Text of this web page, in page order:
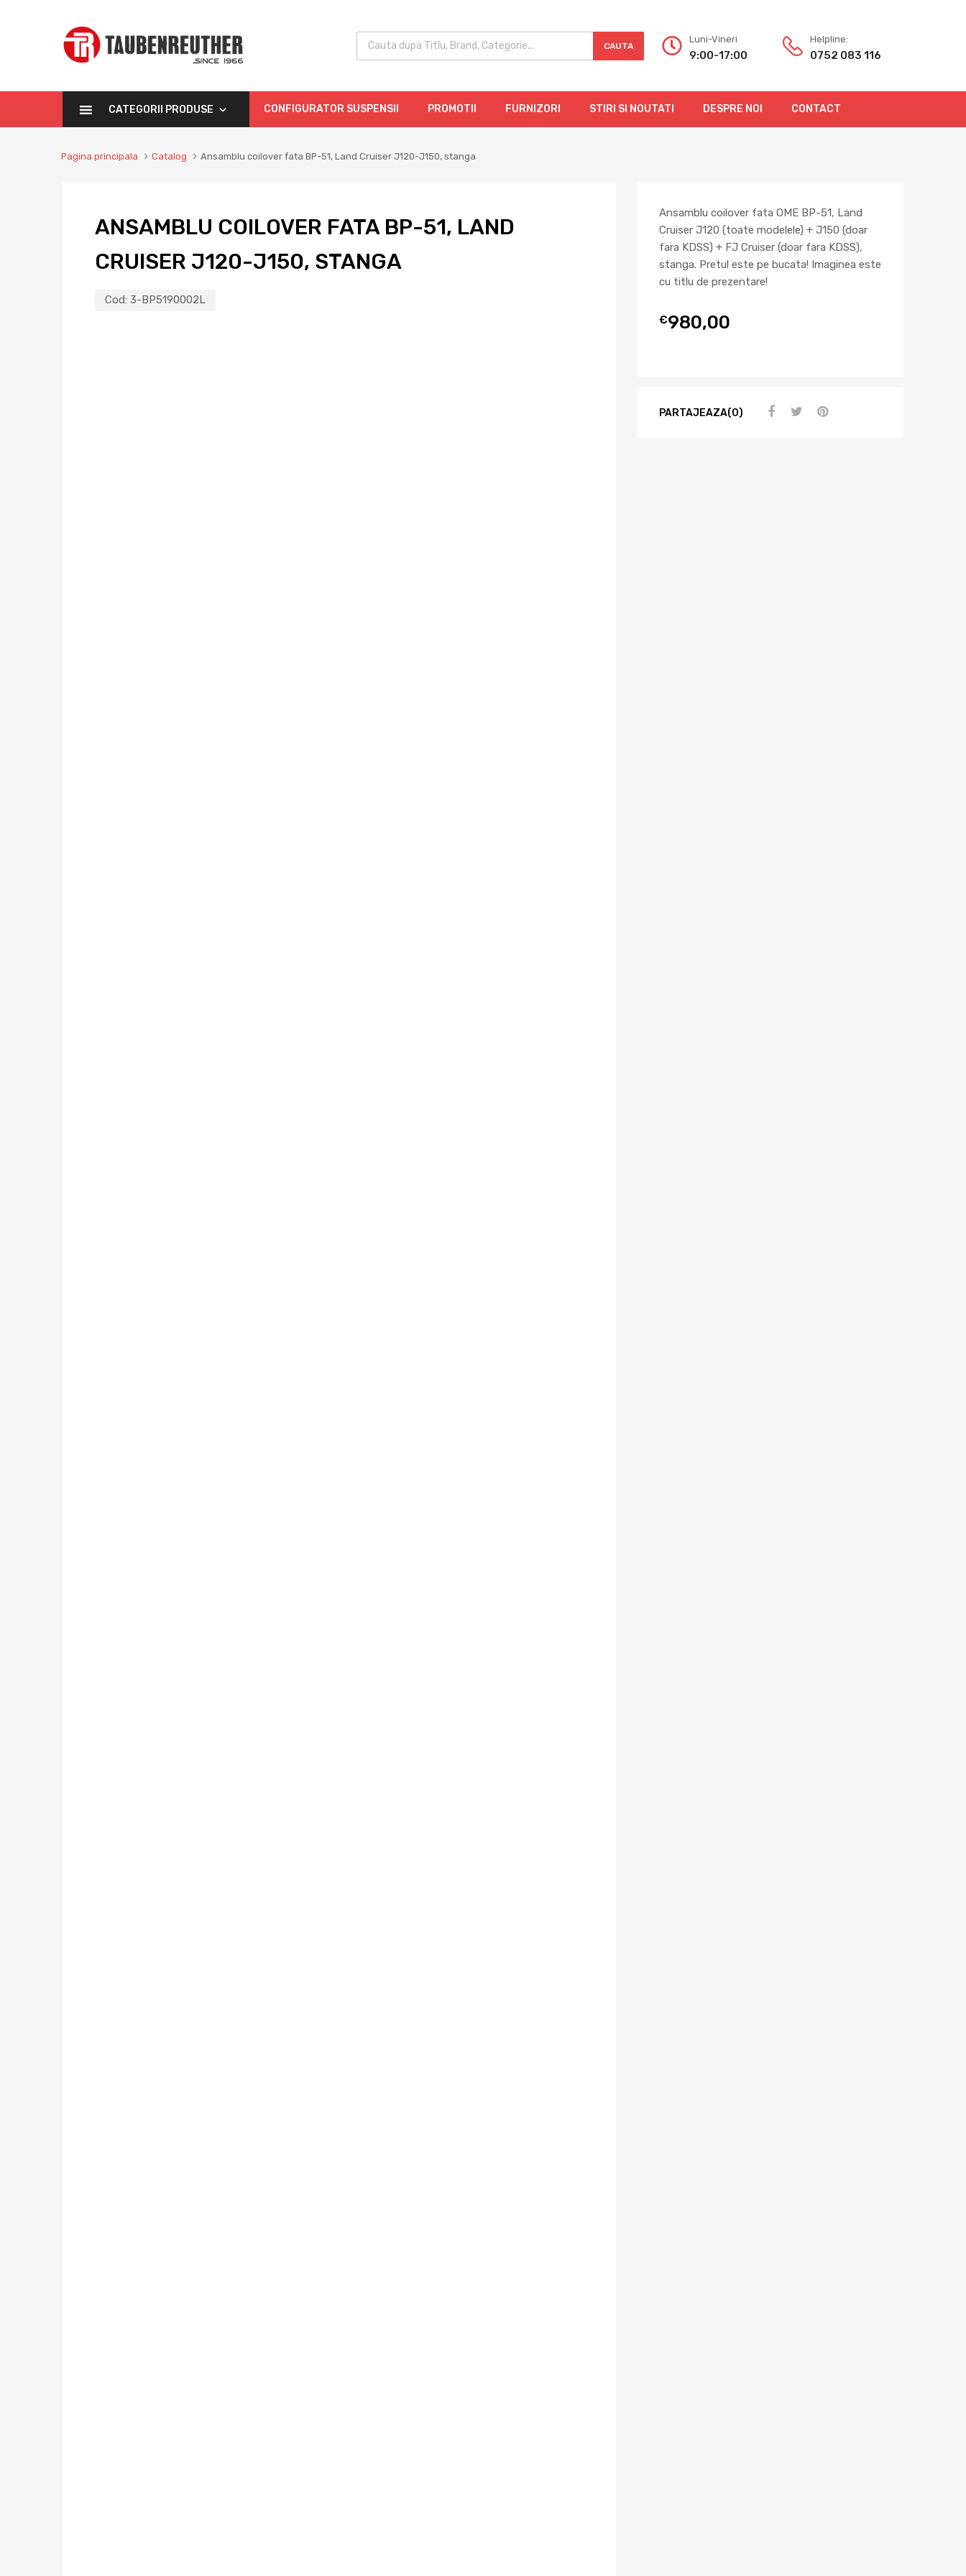
CAUTA
Luni-Vineri
9:00-17:00
Helpline:
0752 083 116
CATEGORII PRODUSE CONFIGURATOR SUSPENSII PROMOTII FURNIZORI STIRI SI NOUTATI DESPRE NOI CONTACT
Pagina principala Catalog Ansamblu coilover fata BP-51, Land Cruiser J120-J150, stanga
ANSAMBLU COILOVER FATA BP-51, LAND
CRUISER J120-J150, STANGA
Cod: 3-BP5190002L
Ansamblu coilover fata OME BP-51, Land
Cruiser J120 (toate modelele) + J150 (doar
fara KDSS) + FJ Cruiser (doar fara KDSS),
stanga. Pretul este pe bucata! Imaginea este
cu titlu de prezentare!
€980,00
PARTAJEAZA(0)